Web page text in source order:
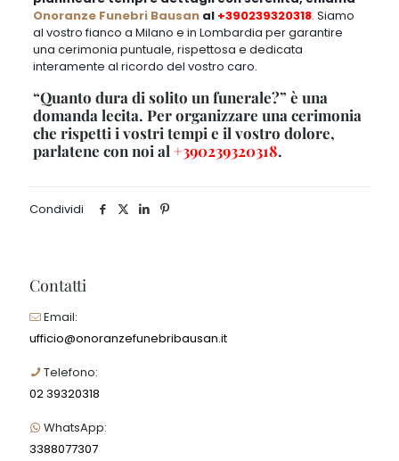
Onoranze Funebri Bausanal +390239320318. Siamo
al vostro fianco a Milano e in Lombardia per garantire
una cerimonia puntuale, rispettosa e dedicata
interamente al ricordo del vostro caro.
“Quanto dura di solito un funerale?” è una
domanda lecita. Per organizzare una cerimonia
che rispetti i vostri tempi e il vostro dolore,
parlatene con noi al +390239320318.
Condividi
Contatti
Email:
ufficio@onoranzefunebribausan.it
Telefono:
02 39320318
WhatsApp:
3388077307